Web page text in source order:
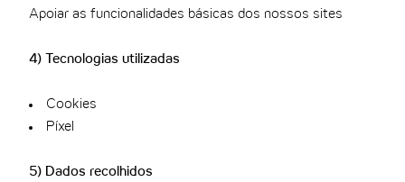
Apoiar as funcionalidades básicas dos nossos sites
4) Tecnologias utilizadas
Cookies
Píxel
5) Dados recolhidos